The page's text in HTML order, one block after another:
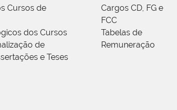
Cursos de
dos Cursos
de
e Teses
Cargos CD, FG e
FCC
Tabelas de
Remuneração